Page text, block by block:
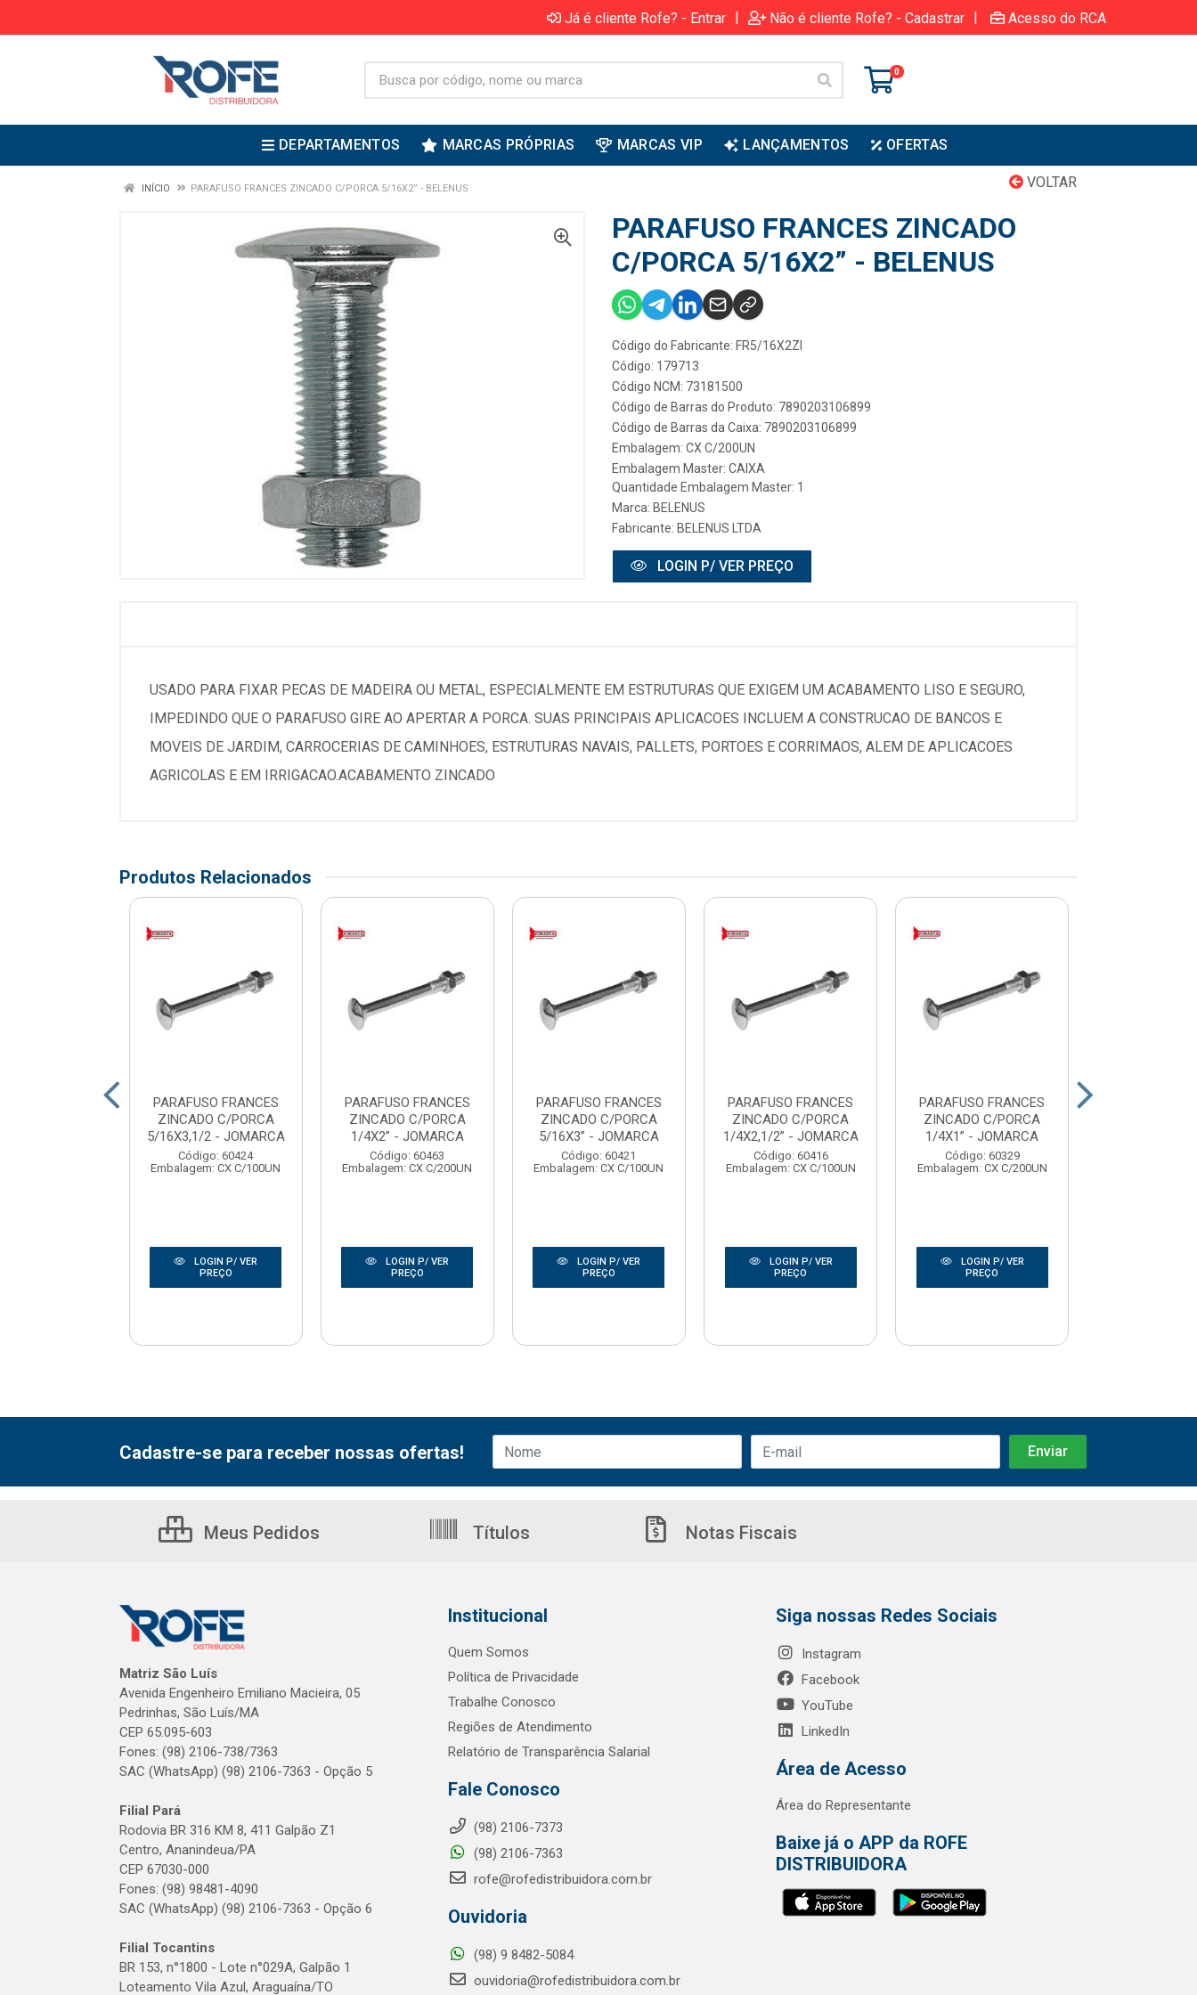
Já é cliente Rofe? - Entrar | Não é cliente Rofe? - Cadastrar | Acesso do RCA
0
DEPARTAMENTOS MARCAS PRÓPRIAS MARCAS VIP LANÇAMENTOS OFERTAS
VOLTAR
INÍCIO PARAFUSO FRANCES ZINCADO C/PORCA 5/16X2” - BELENUS
PARAFUSO FRANCES ZINCADO
C/PORCA 5/16X2” - BELENUS
Código do Fabricante: FR5/16X2ZI
Código: 179713
Código NCM: 73181500
Código de Barras do Produto: 7890203106899
Código de Barras da Caixa: 7890203106899
Embalagem: CX C/200UN
Embalagem Master: CAIXA
Quantidade Embalagem Master: 1
Marca: BELENUS
Fabricante: BELENUS LTDA
LOGIN P/ VER PREÇO
USADO PARA FIXAR PECAS DE MADEIRA OU METAL, ESPECIALMENTE EM ESTRUTURAS QUE EXIGEM UM ACABAMENTO LISO E SEGURO,
IMPEDINDO QUE O PARAFUSO GIRE AO APERTAR A PORCA. SUAS PRINCIPAIS APLICACOES INCLUEM A CONSTRUCAO DE BANCOS E
MOVEIS DE JARDIM, CARROCERIAS DE CAMINHOES, ESTRUTURAS NAVAIS, PALLETS, PORTOES E CORRIMAOS, ALEM DE APLICACOES
AGRICOLAS E EM IRRIGACAO.ACABAMENTO ZINCADO
Produtos Relacionados
PARAFUSO FRANCES
ZINCADO C/PORCA
5/16X3,1/2 - JOMARCA
Código: 60424
Embalagem: CX C/100UN
LOGIN P/ VER
PREÇO
PARAFUSO FRANCES
ZINCADO C/PORCA
1/4X2” - JOMARCA
Código: 60463
Embalagem: CX C/200UN
LOGIN P/ VER
PREÇO
PARAFUSO FRANCES
ZINCADO C/PORCA
5/16X3” - JOMARCA
Código: 60421
Embalagem: CX C/100UN
LOGIN P/ VER
PREÇO
PARAFUSO FRANCES
ZINCADO C/PORCA
1/4X2,1/2” - JOMARCA
Código: 60416
Embalagem: CX C/100UN
LOGIN P/ VER
PREÇO
PARAFUSO FRANCES
ZINCADO C/PORCA
1/4X1” - JOMARCA
Código: 60329
Embalagem: CX C/200UN
LOGIN P/ VER
PREÇO
Cadastre-se para receber nossas ofertas!
Meus Pedidos Títulos Notas Fiscais
Matriz São Luís
Avenida Engenheiro Emiliano Macieira, 05
Pedrinhas, São Luís/MA
CEP 65.095-603
Fones: (98) 2106-738/7363
SAC (WhatsApp) (98) 2106-7363 - Opção 5
Filial Pará
Rodovia BR 316 KM 8, 411 Galpão Z1
Centro, Ananindeua/PA
CEP 67030-000
Fones: (98) 98481-4090
SAC (WhatsApp) (98) 2106-7363 - Opção 6
Filial Tocantins
BR 153, n°1800 - Lote n°029A, Galpão 1
Loteamento Vila Azul, Araguaína/TO
Institucional
Quem Somos
Política de Privacidade
Trabalhe Conosco
Regiões de Atendimento
Relatório de Transparência Salarial
Fale Conosco
(98) 2106-7373
(98) 2106-7363
rofe@rofedistribuidora.com.br
Ouvidoria
(98) 9 8482-5084
ouvidoria@rofedistribuidora.com.br
Siga nossas Redes Sociais
Instagram
Facebook
YouTube
LinkedIn
Área de Acesso
Área do Representante
Baixe já o APP da ROFE
DISTRIBUIDORA